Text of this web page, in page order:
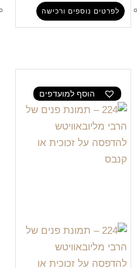
לפרטים נוספים ורכישה
הוסף למועדפים